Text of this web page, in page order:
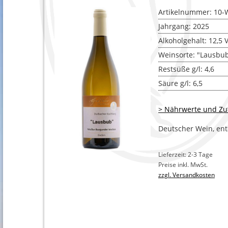
BLANC
EIGENE
Artikelnummer: 10-
Jahrgang: 2025
Alkoholgehalt: 12,5
Weinsorte:
Restsüße g/l: 4,6
Säure g/l: 6,5
> Nährwerte und
Deutscher Wein,
Lieferzeit: 2-3 Tage
Preise inkl. MwSt.
zzgl. Versandkosten